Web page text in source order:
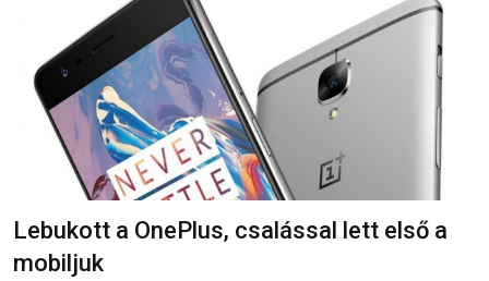
Lebukott a OnePlus, csalással lett első a
mobiljuk